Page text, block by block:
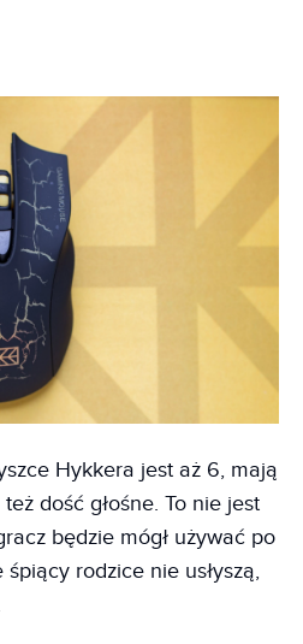
Hykkera jest aż 6, mają
dość głośne. To nie jest
będzie mógł używać po
rodzice nie usłyszą,